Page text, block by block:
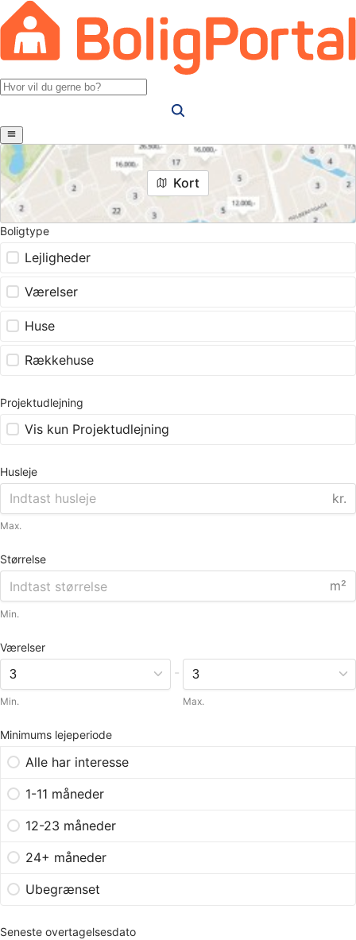
Kort
Boligtype
Lejligheder
Værelser
Huse
Rækkehuse
Projektudlejning
Vis kun Projektudlejning
Husleje
kr.
Max.
Størrelse
m²
Min.
Værelser
Min.
-
Max.
Minimums lejeperiode
Alle har interesse
1-11 måneder
12-23 måneder
24+ måneder
Ubegrænset
Seneste overtagelsesdato